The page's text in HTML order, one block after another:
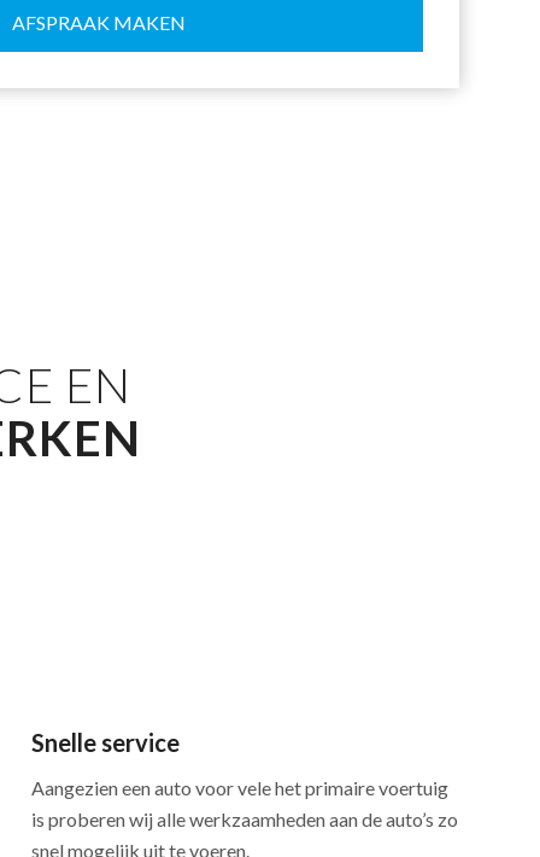
AFSPRAAK MAKEN
EN
Snelle service
Aangezien een auto voor vele het primaire voertuig
is proberen wij alle werkzaamheden aan de auto’s zo
snel mogelijk uit te voeren.